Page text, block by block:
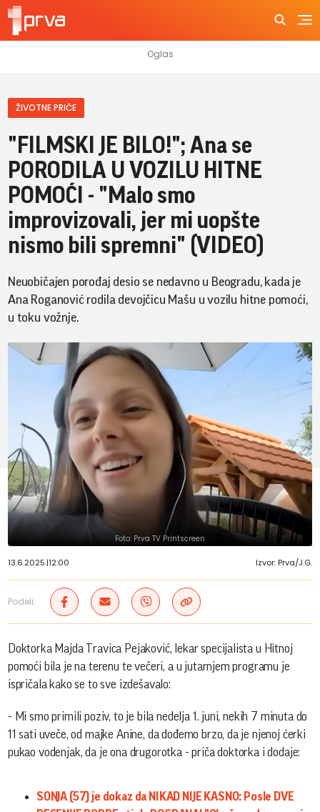
ŽIVOTNE PRIČE
"FILMSKI JE BILO!"; Ana se
PORODILA U VOZILU HITNE
POMOĆI - "Malo smo
improvizovali, jer mi uopšte
nismo bili spremni" (VIDEO)
Neuobičajen porođaj desio se nedavno u Beogradu, kada je
Ana Roganović rodila devojčicu Mašu u vozilu hitne pomoći,
u toku vožnje.
Foto: Prva TV Printscreen
13.6.2025.|12:00 Izvor: Prva/J.G.
Podeli:
Doktorka Majda Travica Pejaković, lekar specijalista u Hitnoj
pomoći bila je na terenu te večeri, a u jutarnjem programu je
ispričala kako se to sve izdešavalo:
- Mi smo primili poziv, to je bila nedelja 1. juni, nekih 7 minuta do
11 sati uveče, od majke Anine, da dođemo brzo, da je njenoj ćerki
pukao vodenjak, da je ona drugorotka - priča doktorka i dodaje:
SONJA (57) je dokaz da NIKAD NIJE KASNO: Posle DVE